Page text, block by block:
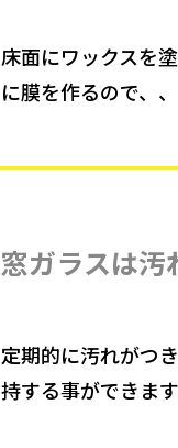
床面にワックスを
に膜を作るので、
窓ガラスは汚
定期的に汚れがつ
持する事ができます